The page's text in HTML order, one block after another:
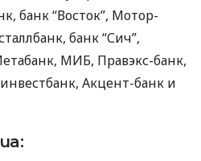
банк “Восток”, Мотор-
банк “Сич”,
МИБ, Правэкс-банк,
Акцент-банк и